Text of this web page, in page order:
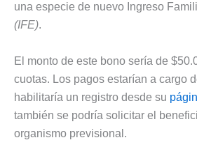
una especie de nuevo Ingreso
(IFE).
El monto de este bono sería de
cuotas. Los pagos estarían a cargo
habilitaría un registro desde su
también se podría solicitar el
organismo previsional.